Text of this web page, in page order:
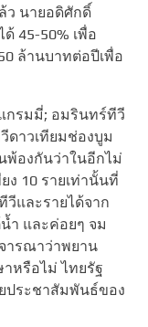
ว นายอดิศักดิ์
45-50% เพื่อ
ล้านบาทต่อปีเพื่อ
แกรมมี่; อมรินทร์ทีวี
ดาวเทียมช่องบูม
พ้องกันว่าในอีกไม่
ง 10 รายเท่านั้นที่
วีและรายได้จาก
ำ และค่อยๆ จม
ารณาว่าพยาน
หรือไม่ ไทยรัฐ
ประชาสัมพันธ์ของ